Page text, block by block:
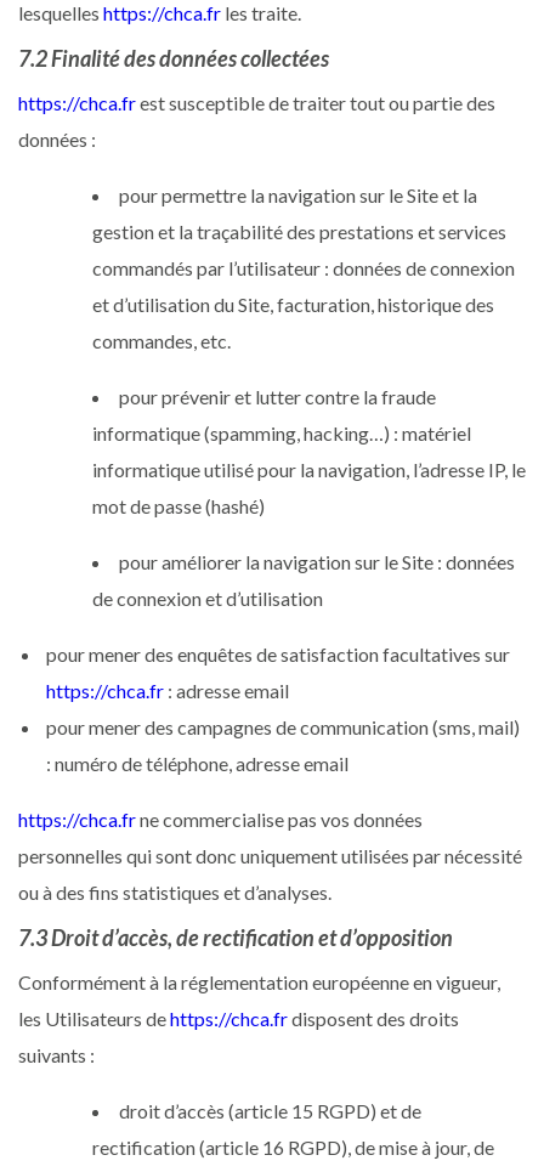
lesquelles https://chca.fr les traite.
7.2 Finalité des données collectées
https://chca.frest susceptible de traiter tout ou partie des
données :
pour permettre la navigation sur le Site et la
gestion et la traçabilité des prestations et services
commandés par l’utilisateur : données de connexion
et d’utilisation du Site, facturation, historique des
commandes, etc.
pour prévenir et lutter contre la fraude
informatique (spamming, hacking…) : matériel
informatique utilisé pour la navigation, l’adresse IP, le
mot de passe (hashé)
pour améliorer la navigation sur le Site : données
de connexion et d’utilisation
pour mener des enquêtes de satisfaction facultatives sur
https://chca.fr : adresse email
pour mener des campagnes de communication (sms, mail)
: numéro de téléphone, adresse email
https://chca.frne commercialise pas vos données
personnelles qui sont donc uniquement utilisées par nécessité
ou à des fins statistiques et d’analyses.
7.3 Droit d’accès, de rectification et d’opposition
Conformément à la réglementation européenne en vigueur,
les Utilisateurs dehttps://chca.frdisposent des droits
suivants :
droit d’accès (article 15 RGPD) et de
rectification (article 16 RGPD), de mise à jour, de